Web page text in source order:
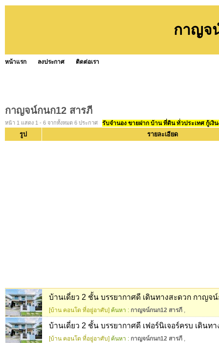
กาญจ
หน้าแรก ลงประกาศ ติดต่อเรา
กาญจน์กนก12 สารภี
หน้า 1 แสดง 1 - 6 จากทั้งหมด 6 ประกาศ รับจำนอง ขายฝาก บ้าน ที่ดิน ทั่วประเทศ กู้เงิ
รูป รายละเอียด
บ้านเดี่ยว 2 ชั้น บรรยากาศดี เดินทางสะดวก กาญจ
[บ้าน คอนโด ที่อยู่อาศับ] ค้นหา : กาญจน์กนก12 สารภี ,
บ้านเดี่ยว 2 ชั้น บรรยากาศดี เฟอร์นิเจอร์ครบ เดินท
[บ้าน คอนโด ที่อยู่อาศับ] ค้นหา : กาญจน์กนก12 สารภี ,